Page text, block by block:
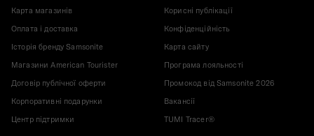
Карта магазинів
Оплата і доставка
Історія бренду Samsonite
Магазини American Tourister
Договір публічної оферти
Корпоративні подарунки
Центр підтримки
Корисні публікації
Конфіденційність
Карта сайту
Програма лояльності
Промокод від Samsonite 2026
Вакансії
TUMI Tracer®